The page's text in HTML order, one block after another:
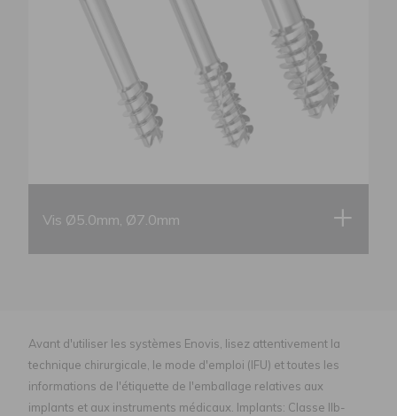
Vis Ø5.0mm, Ø7.0mm
Avant d'utiliser les systèmes Enovis, lisez attentivement la
technique chirurgicale, le mode d'emploi (IFU) et toutes les
informations de l'étiquette de l'emballage relatives aux
implants et aux instruments médicaux. Implants: Classe IIb-